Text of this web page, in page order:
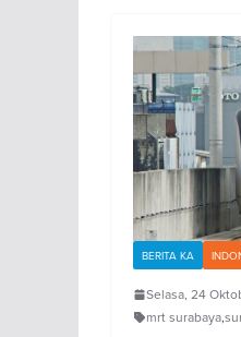
BERITA KA
Selasa, 24
mrt surabaya,